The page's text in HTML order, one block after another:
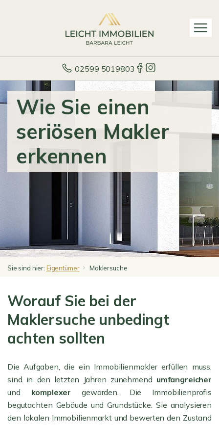
02599 5019803
Wie Sie einen
seriösen Makler
erkennen
Sie sind hier: Eigentümer Maklersuche
Worauf Sie bei der
Maklersuche unbedingt
achten sollten
Die Aufgaben, die ein Immobilienmakler erfüllen muss,
sind in den letzten Jahren zunehmend umfangreicher
und komplexer geworden. Die Immobilienprofis
begutachten Gebäude und Grundstücke. Sie analysieren
den lokalen Immobilienmarkt und bewerten den Zustand